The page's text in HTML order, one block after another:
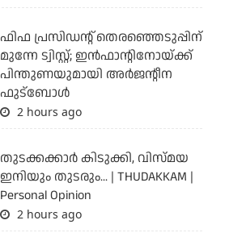
ഫിഫ പ്രസിഡന്റ് തെരഞ്ഞെടുപ്പിന്
മുന്നേ ട്വിസ്റ്റ്; ഇന്‍ഫാന്റിനോയ്ക്ക്
പിന്തുണയുമായി അര്‍ജന്റീന
ഫുട്‌ബോള്‍
2 hours ago
തുടക്കക്കാര്‍ കിടുക്കി, വിസ്മയ
ഇനിയും തുടരും... | THUDAKKAM |
Personal Opinion
2 hours ago